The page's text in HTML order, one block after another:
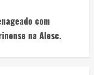
com
na Alesc.